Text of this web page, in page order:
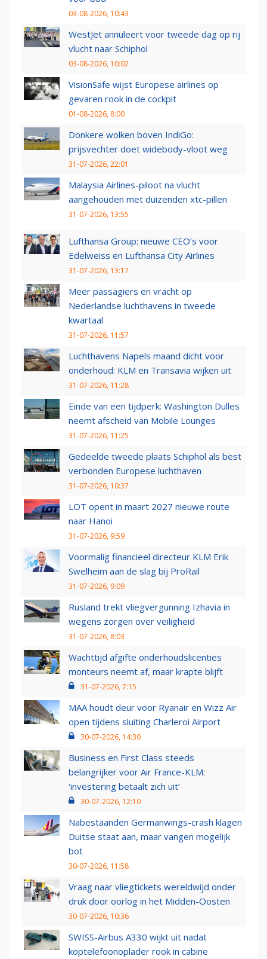
03-08-2026, 10:43
WestJet annuleert voor tweede dag op rij
vlucht naar Schiphol
03-08-2026, 10:02
VisionSafe wijst Europese airlines op
gevaren rook in de cockpit
01-08-2026, 8:00
Donkere wolken boven IndiGo:
prijsvechter doet widebody-vloot weg
31-07-2026, 22:01
Malaysia Airlines-piloot na vlucht
aangehouden met duizenden xtc-pillen
31-07-2026, 13:55
Lufthansa Group: nieuwe CEO’s voor
Edelweiss en Lufthansa City Airlines
31-07-2026, 13:17
Meer passagiers en vracht op
Nederlandse luchthavens in tweede
kwartaal
31-07-2026, 11:57
Luchthavens Napels maand dicht voor
onderhoud: KLM en Transavia wijken uit
31-07-2026, 11:28
Einde van een tijdperk: Washington Dulles
neemt afscheid van Mobile Lounges
31-07-2026, 11:25
Gedeelde tweede plaats Schiphol als best
verbonden Europese luchthaven
31-07-2026, 10:37
LOT opent in maart 2027 nieuwe route
naar Hanoi
31-07-2026, 9:59
Voormalig financieel directeur KLM Erik
Swelheim aan de slag bij ProRail
31-07-2026, 9:09
Rusland trekt vliegvergunning Izhavia in
wegens zorgen over veiligheid
31-07-2026, 8:03
Wachttijd afgifte onderhoudslicenties
monteurs neemt af, maar krapte blijft
31-07-2026, 7:15
MAA houdt deur voor Ryanair en Wizz Air
open tijdens sluiting Charleroi Airport
30-07-2026, 14:30
Business en First Class steeds
belangrijker voor Air France-KLM:
‘investering betaalt zich uit’
30-07-2026, 12:10
Nabestaanden Germanwings-crash klagen
Duitse staat aan, maar vangen mogelijk
bot
30-07-2026, 11:58
Vraag naar vliegtickets wereldwijd onder
druk door oorlog in het Midden-Oosten
30-07-2026, 10:36
SWISS-Airbus A330 wijkt uit nadat
koptelefoonoplader rook in cabine